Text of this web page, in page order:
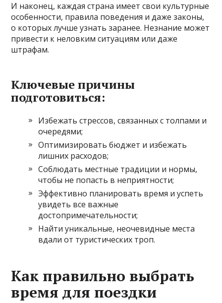
И наконец, каждая страна имеет свои культурные
особенности, правила поведения и даже законы,
о которых лучше узнать заранее. Незнание может
привести к неловким ситуациям или даже
штрафам.
Ключевые причины
подготовиться:
Избежать стрессов, связанных с толпами и
очередями;
Оптимизировать бюджет и избежать
лишних расходов;
Соблюдать местные традиции и нормы,
чтобы не попасть в неприятности;
Эффективно планировать время и успеть
увидеть все важные
достопримечательности;
Найти уникальные, неочевидные места
вдали от туристических троп.
Как правильно выбрать
время для поездки